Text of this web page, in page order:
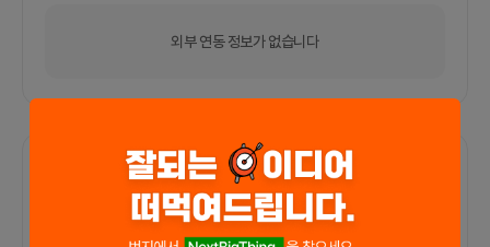
외부 연동 정보가 없습니다
함께한 사람들이 남긴 말
프로젝트 0 프로챗 0